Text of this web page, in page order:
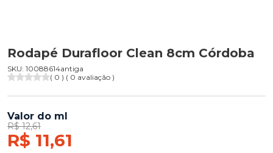
Rodapé Durafloor Clean 8cm Córdoba
SKU: 10088614antiga
( 0 ) ( 0 avaliação )
Valor do ml
R$ 12,61
R$ 11,61